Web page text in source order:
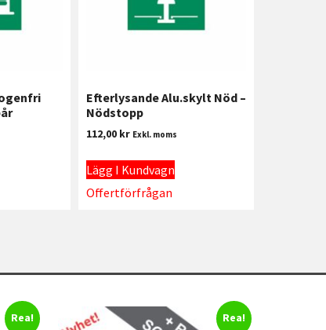
Efterlysande Alu.skylt Nöd –
Nödstopp
112,00 kr Exkl. moms
Lägg I Kundvagn
Offertförfrågan
Rea! Rea!